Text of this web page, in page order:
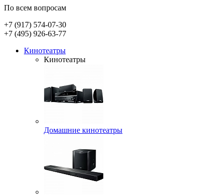
По всем вопросам
+7 (917) 574-07-30
+7 (495) 926-63-77
Кинотеатры
Кинотеатры
Домашние кинотеатры